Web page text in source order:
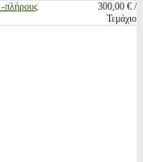
πλήρους
300,00 € /
Τεμάχιο